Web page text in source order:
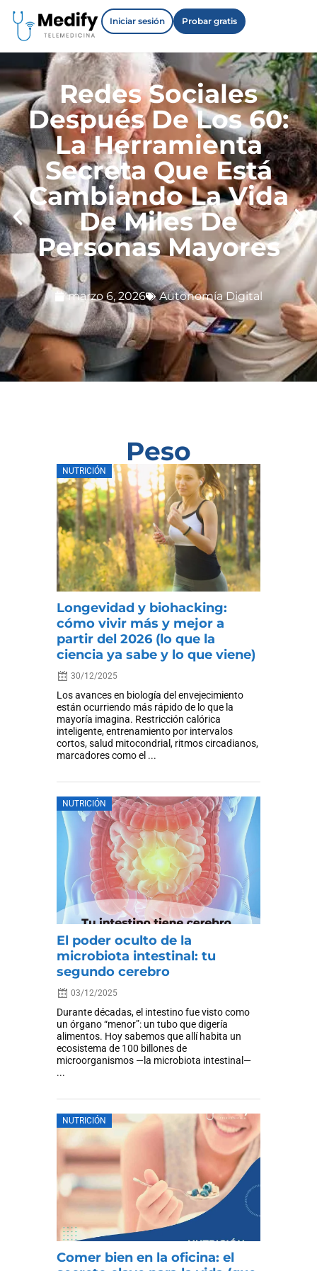
Iniciar sesión Probar gratis
Redes Sociales
Después De Los 60:
La Herramienta
Secreta Que Está
Cambiando La Vida
De Miles De
Personas Mayores
marzo 6, 2026 Autonomía Digital
Peso
NUTRICIÓN
Longevidad y biohacking:
cómo vivir más y mejor a
partir del 2026 (lo que la
ciencia ya sabe y lo que viene)
30/12/2025
Los avances en biología del envejecimiento
están ocurriendo más rápido de lo que la
mayoría imagina. Restricción calórica
inteligente, entrenamiento por intervalos
cortos, salud mitocondrial, ritmos circadianos,
marcadores como el ...
NUTRICIÓN
El poder oculto de la
microbiota intestinal: tu
segundo cerebro
03/12/2025
Durante décadas, el intestino fue visto como
un órgano “menor”: un tubo que digería
alimentos. Hoy sabemos que allí habita un
ecosistema de 100 billones de
microorganismos —la microbiota intestinal—
...
NUTRICIÓN
Comer bien en la oficina: el